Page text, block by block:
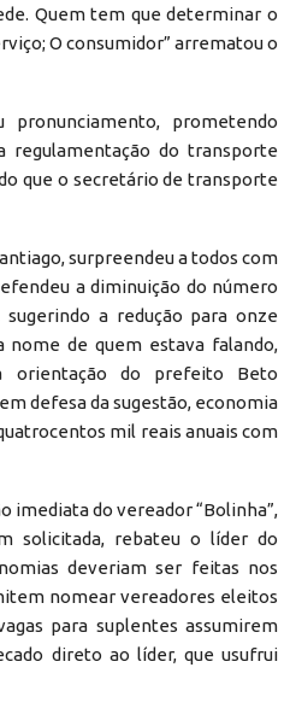
Quem tem que determinar o
O consumidor” arrematou o
pronunciamento, prometendo
regulamentação do transporte
que o secretário de transporte
surpreendeu a todos com
a diminuição do número
a redução para onze
nome de quem estava falando,
orientação do prefeito Beto
defesa da sugestão, economia
mil reais anuais com
imediata do vereador “Bolinha”,
solicitada, rebateu o líder do
deveriam ser feitas nos
nomear vereadores eleitos
para suplentes assumirem
direto ao líder, que usufrui